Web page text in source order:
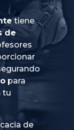
tiene
de
para
tu
de